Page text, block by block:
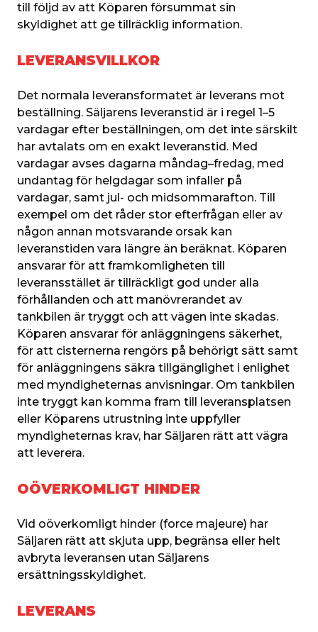
till följd av att Köparen försummat sin
skyldighet att ge tillräcklig information.
LEVERANSVILLKOR
Det normala leveransformatet är leverans mot
beställning. Säljarens leveranstid är i regel 1–5
vardagar efter beställningen, om det inte särskilt
har avtalats om en exakt leveranstid. Med
vardagar avses dagarna måndag–fredag, med
undantag för helgdagar som infaller på
vardagar, samt jul- och midsommarafton. Till
exempel om det råder stor efterfrågan eller av
någon annan motsvarande orsak kan
leveranstiden vara längre än beräknat. Köparen
ansvarar för att framkomligheten till
leveransstället är tillräckligt god under alla
förhållanden och att manövrerandet av
tankbilen är tryggt och att vägen inte skadas.
Köparen ansvarar för anläggningens säkerhet,
för att cisternerna rengörs på behörigt sätt samt
för anläggningens säkra tillgänglighet i enlighet
med myndigheternas anvisningar. Om tankbilen
inte tryggt kan komma fram till leveransplatsen
eller Köparens utrustning inte uppfyller
myndigheternas krav, har Säljaren rätt att vägra
att leverera.
OÖVERKOMLIGT HINDER
Vid oöverkomligt hinder (force majeure) har
Säljaren rätt att skjuta upp, begränsa eller helt
avbryta leveransen utan Säljarens
ersättningsskyldighet.
LEVERANS